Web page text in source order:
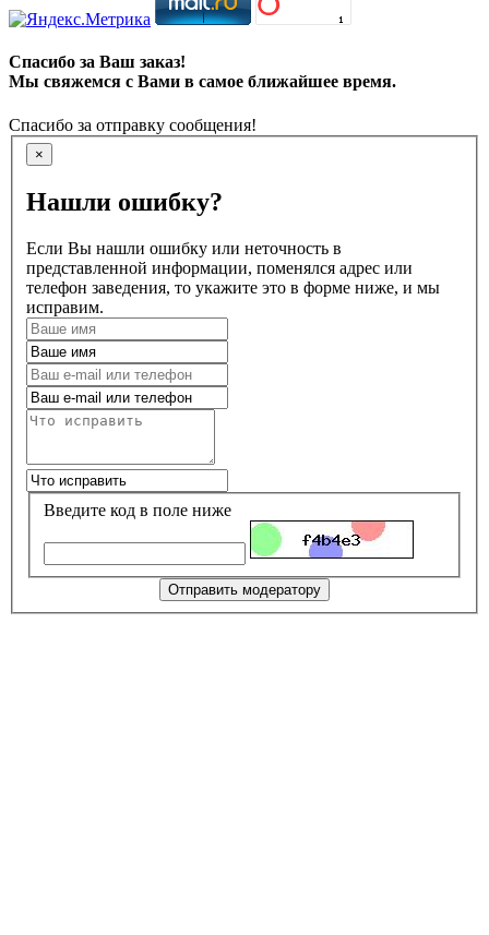
Спасибо за Ваш заказ!
Мы свяжемся с Вами в самое ближайшее время.
Спасибо за отправку сообщения!
×
Нашли ошибку?
Если Вы нашли ошибку или неточность в
представленной информации, поменялся адрес или
телефон заведения, то укажите это в форме ниже, и мы
исправим.
Введите код в поле ниже
Отправить модератору